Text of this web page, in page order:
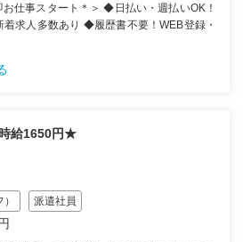
お仕事スタート＊＞ ◆日払い・週払いOK！
求人多数あり ◆履歴書不要！WEB登録・
給1650円★
派遣社員